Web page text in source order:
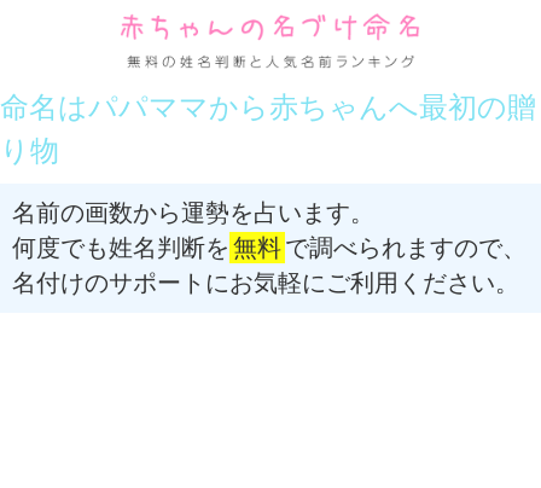
命名はパパママから赤ちゃんへ最初の贈
り物
名前の画数から運勢を占います。
何度でも姓名判断を 無料で調べられますので、
名付けのサポートにお気軽にご利用ください。